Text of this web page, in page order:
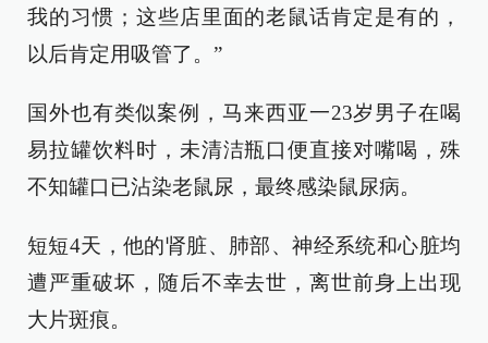
我的习惯；这些店里面的老鼠话肯定是有的，
以后肯定用吸管了。”
国外也有类似案例，马来西亚一23岁男子在喝
易拉罐饮料时，未清洁瓶口便直接对嘴喝，殊
不知罐口已沾染老鼠尿，最终感染鼠尿病。
短短4天，他的肾脏、肺部、神经系统和心脏均
遭严重破坏，随后不幸去世，离世前身上出现
大片斑痕。